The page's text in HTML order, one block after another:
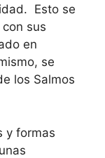
Esto se
sus
en
se
los Salmos
y formas